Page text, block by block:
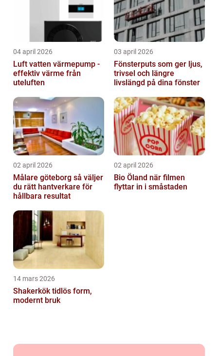
04 april 2026
Luft vatten värmepump -
effektiv värme från
uteluften
03 april 2026
Fönsterputs som ger ljus,
trivsel och längre
livslängd på dina fönster
02 april 2026
Målare göteborg så väljer
du rätt hantverkare för
hållbara resultat
02 april 2026
Bio Öland när filmen
flyttar in i småstaden
14 mars 2026
Shakerkök tidlös form,
modernt bruk